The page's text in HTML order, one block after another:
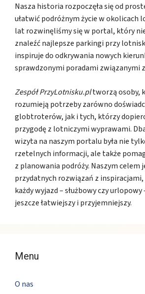
Nasza historia rozpoczęła się od
ułatwić podróżnym życie w okolicach
lat rozwinęliśmy się w portal, który
znaleźć najlepsze parkingi przy
inspiruje do odkrywania nowych
sprawdzonymi poradami związanymi
Zespół PrzyLotnisku.pltworzą osoby,
rozumieją potrzeby zarówno
globtroterów, jak i tych, którzy
przygodę z lotniczymi wyprawami.
wizyta na naszym portalu była nie
rzetelnych informacji, ale także
z planowania podróży. Naszym celem
przydatnych rozwiązań z
każdy wyjazd – służbowy czy urlopowy
jeszcze łatwiejszy i przyjemniejszy.
Menu
O nas